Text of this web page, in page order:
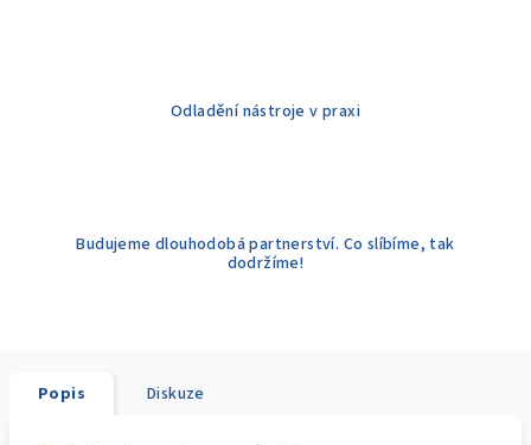
Odladění nástroje v praxi
Budujeme dlouhodobá partnerství. Co slíbíme, tak
dodržíme!
Popis Diskuze